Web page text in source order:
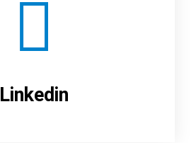
Linkedin